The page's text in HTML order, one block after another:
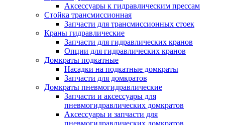
Аксессуары к гидравлическим прессам
Стойка трансмиссионная
Запчасти для трансмиссионных стоек
Краны гидравлические
Запчасти для гидравлических кранов
Опции для гидравлических кранов
Домкраты подкатные
Насадки на подкатные домкраты
Запчасти для домкратов
Домкраты пневмогидравлические
Запчасти и аксессуары для
пневмогидравлических домкратов
Аксессуары и запчасти для
пневмогидравлических домкратов